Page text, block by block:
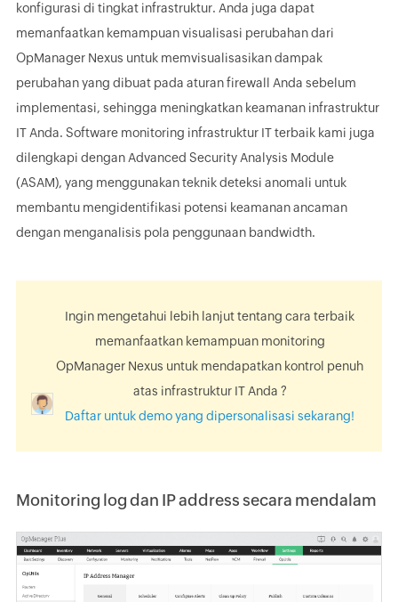
konfigurasi di tingkat infrastruktur. Anda juga dapat
memanfaatkan kemampuan visualisasi perubahan dari
OpManager Nexus untuk memvisualisasikan dampak
perubahan yang dibuat pada aturan firewall Anda sebelum
implementasi, sehingga meningkatkan keamanan infrastruktur
IT Anda. Software monitoring infrastruktur IT terbaik kami juga
dilengkapi dengan Advanced Security Analysis Module
(ASAM), yang menggunakan teknik deteksi anomali untuk
membantu mengidentifikasi potensi keamanan ancaman
dengan menganalisis pola penggunaan bandwidth.
Ingin mengetahui lebih lanjut tentang cara terbaik
memanfaatkan kemampuan monitoring
OpManager Nexus untuk mendapatkan kontrol penuh
atas infrastruktur IT Anda ?
Daftar untuk demo yang dipersonalisasi sekarang!
Monitoring log dan IP address secara mendalam